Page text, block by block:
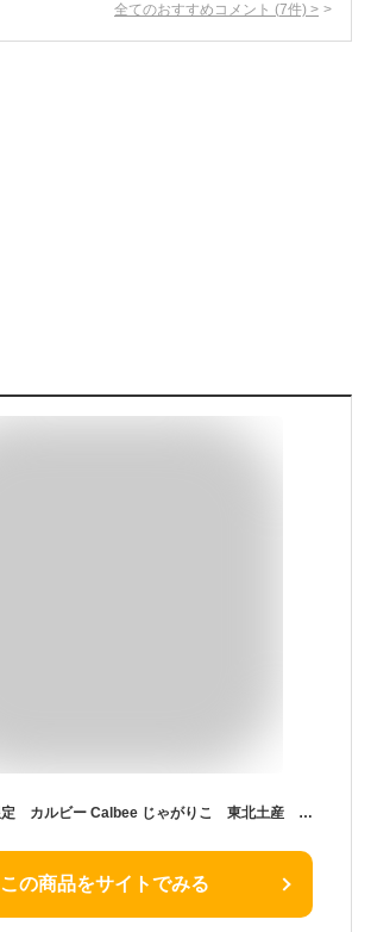
全てのおすすめコメント (7件) >
東北限定 仙台限定 カルビー Calbee じゃがりこ 東北土産 牛たん味 食べ出したらキリンがないんだべ 香ばしく焼き上げた、牛たんの旨み 牛たん味フレーク スナック菓子 160g (20gx8袋）牛たん 牛タン
この商品をサイトでみる